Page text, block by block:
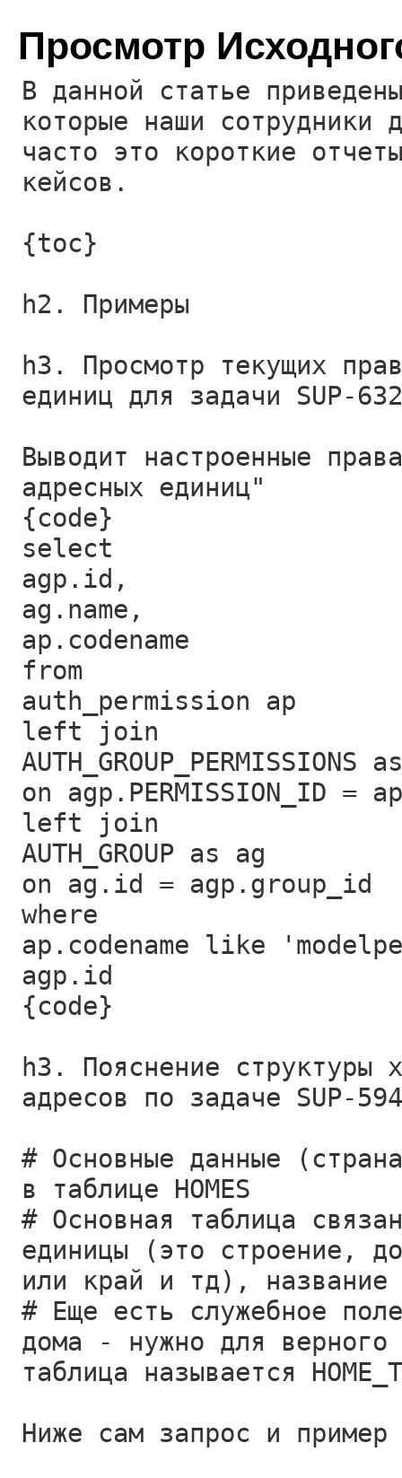
Просмотр
В данной статье
которые наши сотрудники
часто это короткие
кейсов.
{toc}
h2. Примеры
h3. Просмотр текущих
единиц для задачи SUP-
Выводит настроенные
адресных единиц"
{code}
select
agp.id,
ag.name,
ap.codename
from
auth_permission ap
left join
AUTH_GROUP_PERMISSIONS
on agp.PERMISSION_ID =
left join
AUTH_GROUP as ag
on ag.id = agp.group_id
where
ap.codename like
agp.id
{code}
h3. Пояснение структуры
адресов по задаче SUP-
# Основные данные
в таблице HOMES
# Основная таблица
единицы (это строение,
или край и тд), название
# Еще есть служебное
дома - нужно для верного
таблица называется
Ниже сам запрос и пример